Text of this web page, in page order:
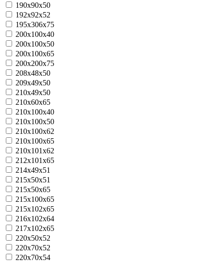
190х90х50
192x92x52
195х306х75
200х100х40
200х100х50
200х100х65
200х200х75
208x48x50
209x49x50
210x49x50
210х60х65
210x100x40
210х100х50
210x100x62
210x100x65
210x101x62
212x101x65
214x49x51
215x50x51
215х50х65
215х100х65
215х102х65
216x102x64
217x102x65
220x50x52
220x70x52
220x70x54